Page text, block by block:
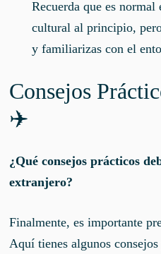
Recuerda que es
cultural al principio,
y familiarizas con el
Consejos
✈️
¿Qué consejos prácticos
extranjero?
Finalmente, es importante
Aquí tienes algunos